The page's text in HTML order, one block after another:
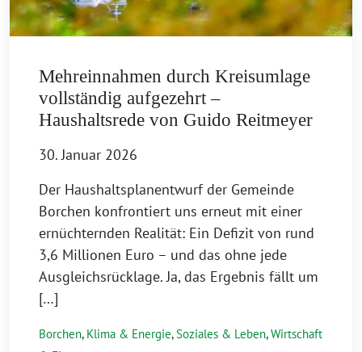
Mehreinnahmen durch Kreisumlage
vollständig aufgezehrt –
Haushaltsrede von Guido Reitmeyer
30. Januar 2026
Der Haushaltsplanentwurf der Gemeinde
Borchen konfrontiert uns erneut mit einer
ernüchternden Realität: Ein Defizit von rund
3,6 Millionen Euro – und das ohne jede
Ausgleichsrücklage. Ja, das Ergebnis fällt um
[…]
Borchen, Klima & Energie,Soziales & Leben,Wirtschaft